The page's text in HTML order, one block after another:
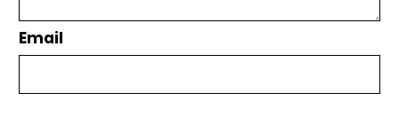
Email